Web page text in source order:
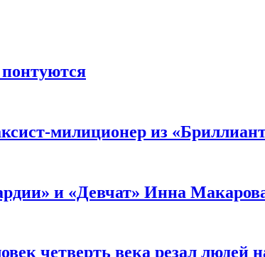
милиционер из
и «Девчат» Инна
четверть века резал людей